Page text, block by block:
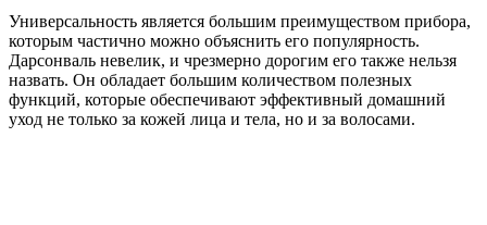
Универсальность является большим преимуществом прибора,
которым частично можно объяснить его популярность.
Дарсонваль невелик, и чрезмерно дорогим его также нельзя
назвать. Он обладает большим количеством полезных
функций, которые обеспечивают эффективный домашний
уход не только за кожей лица и тела, но и за волосами.